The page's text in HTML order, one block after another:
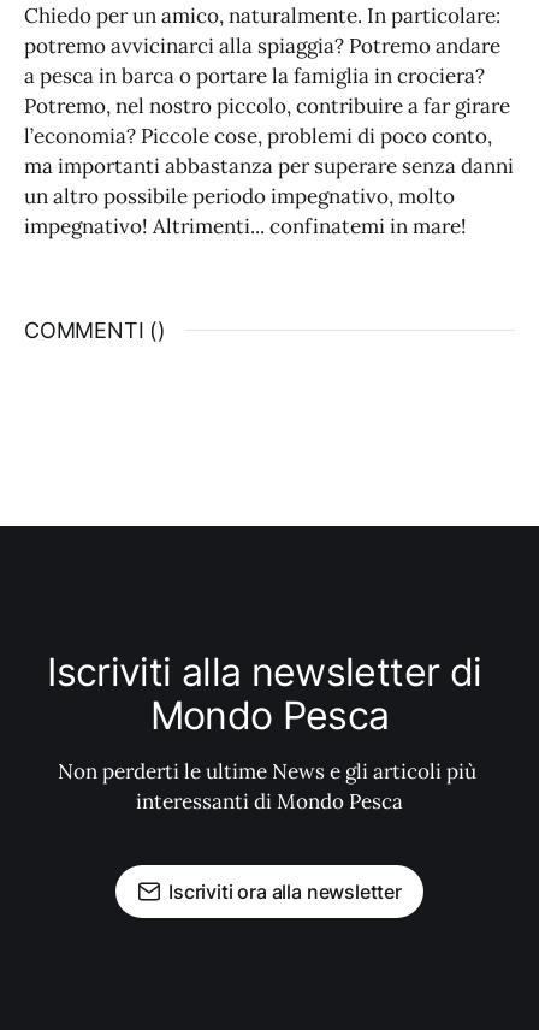
Chiedo per un amico, naturalmente. In particolare:
potremo avvicinarci alla spiaggia? Potremo andare
a pesca in barca o portare la famiglia in crociera?
Potremo, nel nostro piccolo, contribuire a far girare
l’economia? Piccole cose, problemi di poco conto,
ma importanti abbastanza per superare senza danni
un altro possibile periodo impegnativo, molto
impegnativo! Altrimenti... confinatemi in mare!
COMMENTI ()
Iscriviti alla newsletter di
Mondo Pesca
Non perderti le ultime News e gli articoli più
interessanti di Mondo Pesca
Iscriviti ora alla newsletter